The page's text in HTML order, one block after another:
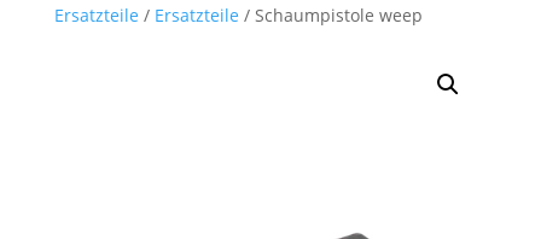
Ersatzteile / Ersatzteile / Schaumpistole weep